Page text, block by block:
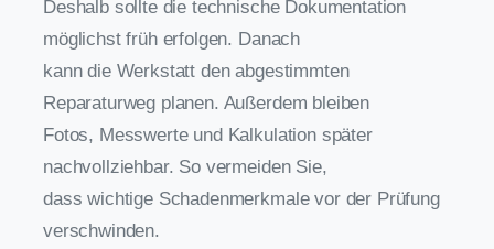
Deshalb sollte die technische Dokumentation
möglichst früh erfolgen. Danach
kann die Werkstatt den abgestimmten
Reparaturweg planen. Außerdem bleiben
Fotos, Messwerte und Kalkulation später
nachvollziehbar. So vermeiden Sie,
dass wichtige Schadenmerkmale vor der Prüfung
verschwinden.